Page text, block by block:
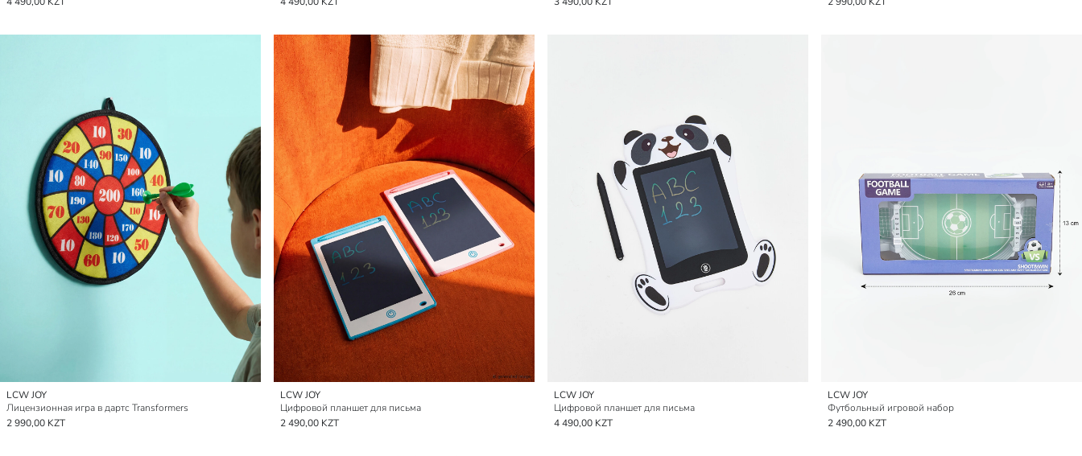
LCW JOY
Лицензионная игра в дартс Transformers
2 990,00 KZT
LCW JOY
Цифровой планшет для письма
2 490,00 KZT
LCW JOY
Цифровой планшет для письма
4 490,00 KZT
LCW JOY
Футбольный игровой набор
2 490,00 KZT